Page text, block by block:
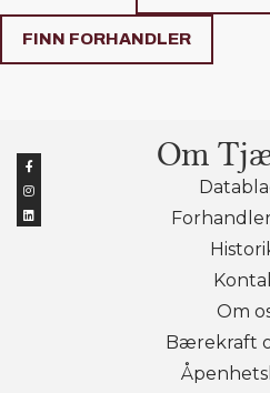
FINN FORHANDLER
Om
Om
Bærekraft